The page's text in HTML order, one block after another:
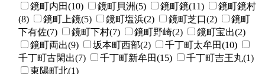
鏡町内田(10)
鏡町貝洲(5) 鏡町鏡(11)
鏡町鏡村
(8)
鏡町上鏡(5) 鏡町塩浜(2) 鏡町芝口(2)
鏡町
下有佐(7)
鏡町下村(7) 鏡町野崎(2)
鏡町宝出(2)
鏡町両出(9)
坂本町西部(2)
千丁町太牟田(10)
千丁町古閑出(7)
千丁町新牟田(15)
千丁町吉王丸(1)
東陽町北(1)